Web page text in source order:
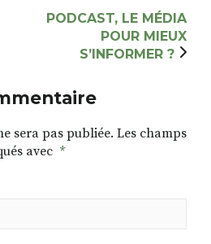
PODCAST, LE MÉDIA
POUR MIEUX
S’INFORMER ?
sera pas publiée. Les champs
avec *